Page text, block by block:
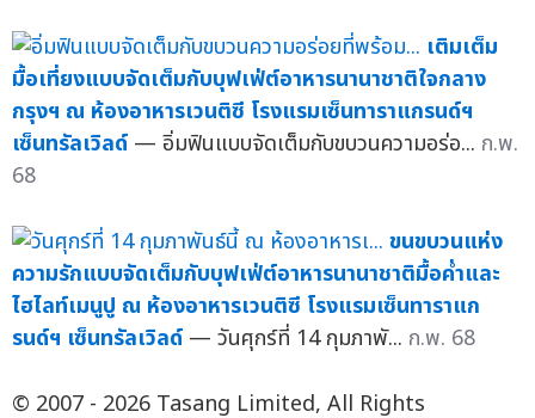
เติมเต็ม
มื้อเที่ยงแบบจัดเต็มกับบุฟเฟ่ต์อาหารนานาชาติใจกลาง
กรุงฯ ณ ห้องอาหารเวนติซี โรงแรมเซ็นทาราแกรนด์ฯ
เซ็นทรัลเวิลด์ — อิ่มฟินแบบจัดเต็มกับขบวนความอร่อ... ก.พ.
68
ขนขบวนแห่ง
ความรักแบบจัดเต็มกับบุฟเฟ่ต์อาหารนานาชาติมื้อค่ำและ
ไฮไลท์เมนูปู ณ ห้องอาหารเวนติซี โรงแรมเซ็นทาราแก
รนด์ฯ เซ็นทรัลเวิลด์ — วันศุกร์ที่ 14 กุมภาพั... ก.พ. 68
© 2007 - 2026 Tasang Limited, All Rights